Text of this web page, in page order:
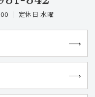
｜ 定休日 水曜